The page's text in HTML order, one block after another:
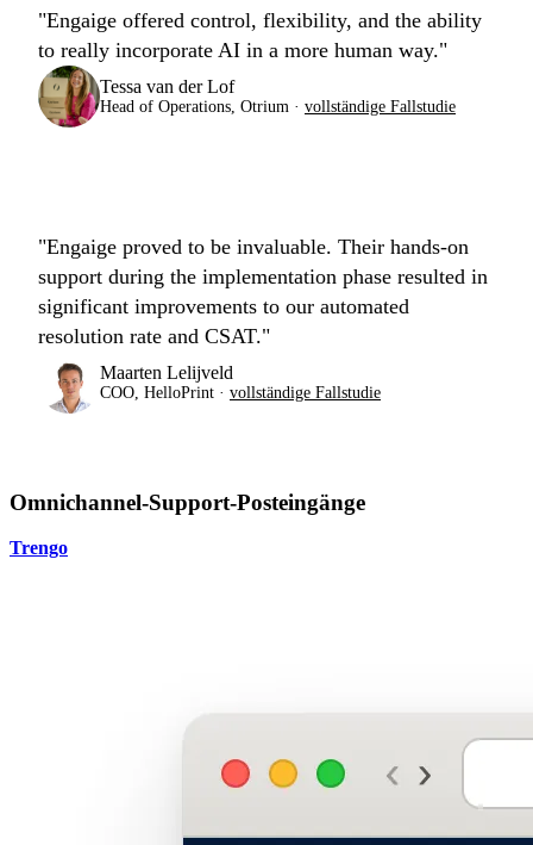
"Engaige offered control, flexibility, and the ability
to really incorporate AI in a more human way."
Tessa van der Lof
Head of Operations, Otrium · vollständige Fallstudie
"Engaige proved to be invaluable. Their hands-on
support during the implementation phase resulted in
significant improvements to our automated
resolution rate and CSAT."
Maarten Lelijveld
COO, HelloPrint · vollständige Fallstudie
Omnichannel-Support-Posteingänge
Trengo